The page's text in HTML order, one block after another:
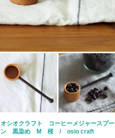
オシオクラフト コーヒーメジャースプー
ン 黒染め M 桜 / osio craft